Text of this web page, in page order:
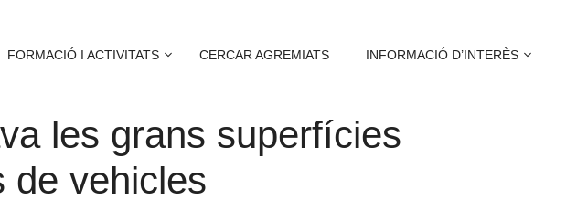
FORMACIÓ I ACTIVITATS CERCAR AGREMIATS INFORMACIÓ D’INTERÈS
les grans superfícies
de vehicles